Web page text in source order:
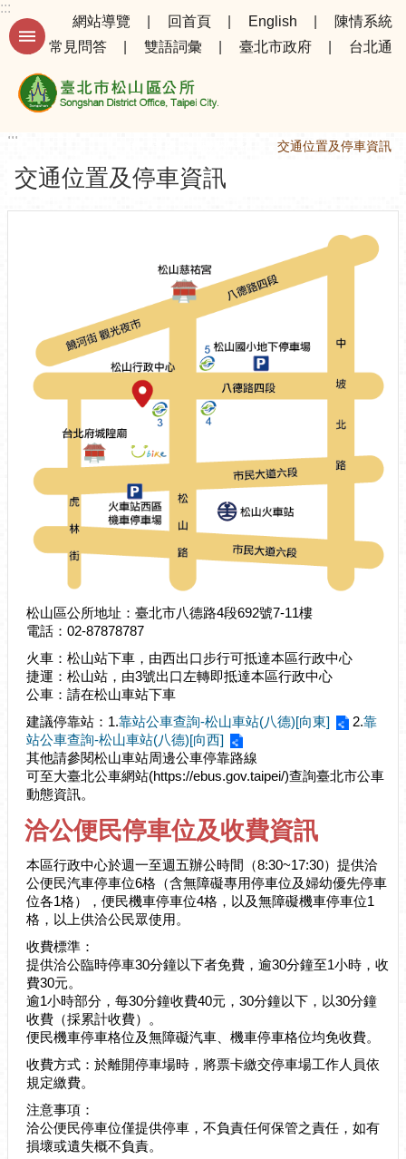
跳到主要內容區塊
進
搜
告
服
務
鄰
里
訊
政
府
資
訊
公
開
防
救
資
訊
網
（The
Information
Disaster
Prevention）
觀
光
:::
網站導覽
回首頁 English
陳情系統
常見問答
雙語詞彙 臺北市政府 台北通
:::
:::
交通位置及停車資訊
交通位置及停車資訊
松山區公所地址：臺北市八德路4段692號7-11樓
電話：02-87878787
火車：松山站下車，由西出口步行可抵達本區行政中心
捷運：松山站，由3號出口左轉即抵達本區行政中心
公車：請在松山車站下車
建議停靠站：1.靠站公車查詢-松山車站(八德)[向東] 2.靠
站公車查詢-松山車站(八德)[向西]
其他請參閱松山車站周邊公車停靠路線
可至大臺北公車網站(https://ebus.gov.taipei/)查詢臺北市公車
動態資訊。
洽公便民停車位及收費資訊
本區行政中心於週一至週五辦公時間（8:30~17:30）提供洽
公便民汽車停車位6格（含無障礙專用停車位及婦幼優先停車
位各1格），便民機車停車位4格，以及無障礙機車停車位1
格，以上供洽公民眾使用。
收費標準：
提供洽公臨時停車30分鐘以下者免費，逾30分鐘至1小時，收
費30元。
逾1小時部分，每30分鐘收費40元，30分鐘以下，以30分鐘
收費（採累計收費）。
便民機車停車格位及無障礙汽車、機車停車格位均免收費。
收費方式：於離開停車場時，將票卡繳交停車場工作人員依
規定繳費。
注意事項：
洽公便民停車位僅提供停車，不負責任何保管之責任，如有
損壞或遺失概不負責。